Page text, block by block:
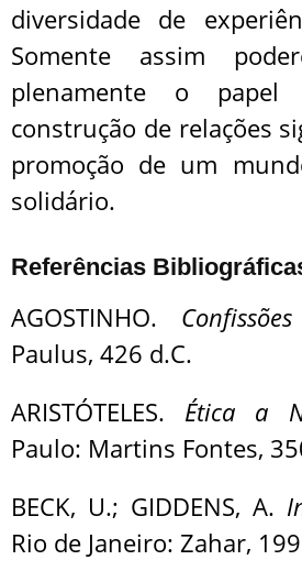
diversidade de
Somente assim
plenamente o
construção de relações
promoção de um
solidário.
Referências
AGOSTINHO. Confissões
Paulus, 426 d.C.
ARISTÓTELES. Ética a
Paulo: Martins Fontes,
BECK, U.; GIDDENS, A.
Rio de Janeiro: Zahar,